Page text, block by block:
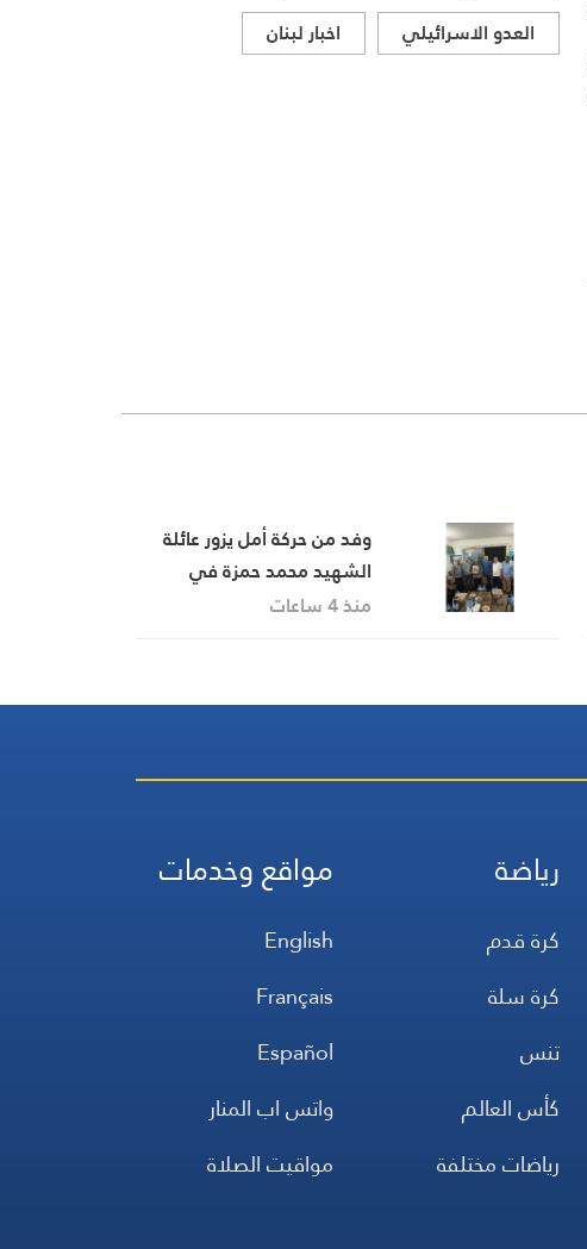
العدو الاسرائيلي
اخبار لبنان
وفد من حركة أمل يزور عائلة
الشهيد محمد حمزة في
كفردونين
منذ 4 ساعات
رياضة
كرة قدم
كرة سلة
تنس
كأس العالم
رياضات مختلفة
مواقع وخدمات
English
Français
Español
واتس اب المنار
مواقيت الصلاة